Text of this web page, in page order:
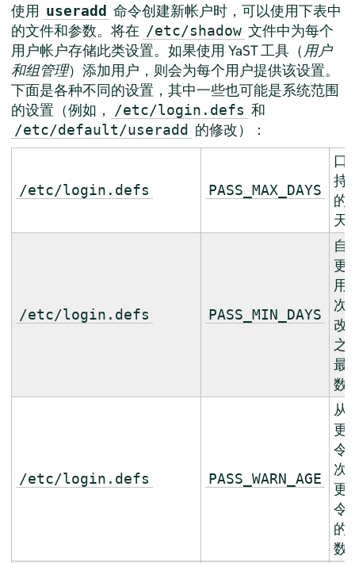
使用 useradd 命令创建新帐户时，可以使用下表中
的文件和参数。将在 /etc/shadow 文件中为每个
用户帐户存储此类设置。如果使用 YaST 工具（ 用户
和组管理）添加用户，则会为每个用户提供该设置。
下面是各种不同的设置，其中一些也可能是系统范围
的设置（例如，
/etc/login.defs 和
/etc/default/useradd 的修改）：
/etc/login.defs PASS_MAX_DAYS
口
持
的
天
/etc/login.defs PASS_MIN_DAYS
自
更
用
次
改
之
最
数
/etc/login.defs PASS_WARN_AGE
从
更
令
次
更
令
的
数